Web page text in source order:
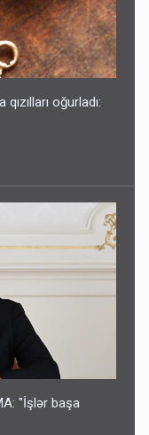
qızılları oğurladı:
"İşlər başa